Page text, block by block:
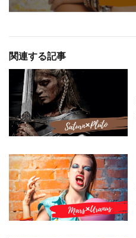
関連する記事